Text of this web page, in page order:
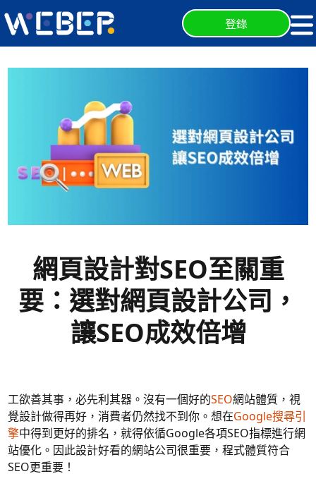
登錄
網頁設計對SEO至關重
要：選對網頁設計公司，
讓SEO成效倍增
工欲善其事，必先利其器。沒有一個好的SEO網站體質，視
覺設計做得再好，消費者仍然找不到你。想在Google搜尋引
擎中得到更好的排名，就得依循Google各項SEO指標進行網
站優化。因此設計好看的網站公司很重要，程式體質符合
SEO更重要！